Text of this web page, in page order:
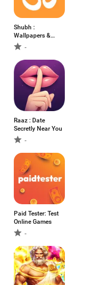
Shubh :
Wallpapers &
Ringtones
-
Raaz : Date
Secretly Near You
-
Paid Tester: Test
Online Games
-